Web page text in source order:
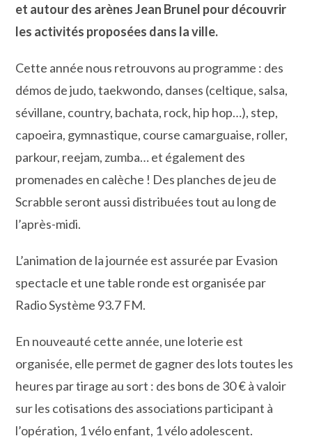
et autour des arènes Jean Brunel pour découvrir
les activités proposées dans la ville.
Cette année nous retrouvons au programme : des
démos de judo, taekwondo, danses (celtique, salsa,
sévillane, country, bachata, rock, hip hop…), step,
capoeira, gymnastique, course camarguaise, roller,
parkour, reejam, zumba… et également des
promenades en calèche ! Des planches de jeu de
Scrabble seront aussi distribuées tout au long de
l’après-midi.
L’animation de la journée est assurée par Evasion
spectacle et une table ronde est organisée par
Radio Système 93.7 FM.
En nouveauté cette année, une loterie est
organisée, elle permet de gagner des lots toutes les
heures par tirage au sort : des bons de 30 € à valoir
sur les cotisations des associations participant à
l’opération, 1 vélo enfant, 1 vélo adolescent.